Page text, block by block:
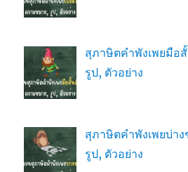
สุภาษิตคำพังเพยมือ
รูป, ตัวอย่าง
สุภาษิตคำพังเพยบ่า
รูป, ตัวอย่าง